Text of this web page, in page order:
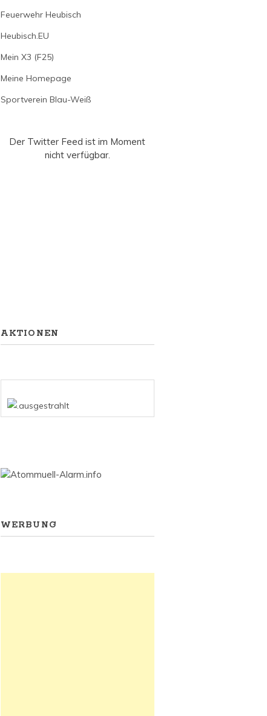
Feuerwehr Heubisch
Heubisch.EU
Mein X3 (F25)
Meine Homepage
Sportverein Blau-Weiß
Der Twitter Feed ist im Moment
nicht verfügbar.
AKTIONEN
WERBUNG